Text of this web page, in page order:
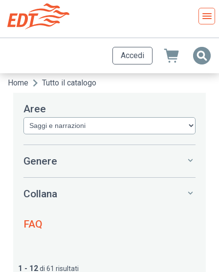
contenuto
principale
Accedi
Briciole
pane
Home Tutto il catalogo
Aree
Genere
Collana
FAQ
1 - 12di 61 risultati